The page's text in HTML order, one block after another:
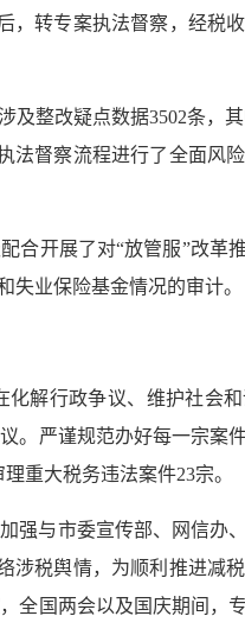
，转专案执法督察，经税
及整改疑点数据3502条，
法督察流程进行了全面风
合开展了对“放管服”改革
业保险基金情况的审计。
化解行政争议、维护社会
。严谨规范办好每一宗案
理重大税务违法案件23宗。
强与市委宣传部、网信办
涉税舆情，为顺利推进减
全国两会以及国庆期间，